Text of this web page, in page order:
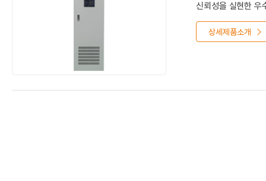
신뢰성을 실현한 우
상세제품소개